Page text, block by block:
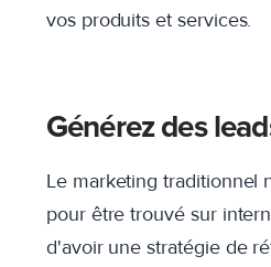
vos produits et services.
Générez des
Le marketing traditionnel
pour être trouvé sur
d'avoir une stratégie de